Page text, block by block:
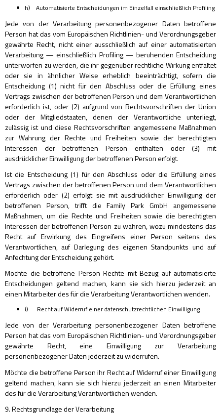
h) Automatisierte Entscheidungen im Einzelfall einschließlich Profiling
Jede von der Verarbeitung personenbezogener Daten betroffene
Person hat das vom Europäischen Richtlinien- und Verordnungsgeber
gewährte Recht, nicht einer ausschließlich auf einer automatisierten
Verarbeitung — einschließlich Profiling — beruhenden Entscheidung
unterworfen zu werden, die ihr gegenüber rechtliche Wirkung entfaltet
oder sie in ähnlicher Weise erheblich beeinträchtigt, sofern die
Entscheidung (1) nicht für den Abschluss oder die Erfüllung eines
Vertrags zwischen der betroffenen Person und dem Verantwortlichen
erforderlich ist, oder (2) aufgrund von Rechtsvorschriften der Union
oder der Mitgliedstaaten, denen der Verantwortliche unterliegt,
zulässig ist und diese Rechtsvorschriften angemessene Maßnahmen
zur Wahrung der Rechte und Freiheiten sowie der berechtigten
Interessen der betroffenen Person enthalten oder (3) mit
ausdrücklicher Einwilligung der betroffenen Person erfolgt.
Ist die Entscheidung (1) für den Abschluss oder die Erfüllung eines
Vertrags zwischen der betroffenen Person und dem Verantwortlichen
erforderlich oder (2) erfolgt sie mit ausdrücklicher Einwilligung der
betroffenen Person, trifft die Family Park GmbH angemessene
Maßnahmen, um die Rechte und Freiheiten sowie die berechtigten
Interessen der betroffenen Person zu wahren, wozu mindestens das
Recht auf Erwirkung des Eingreifens einer Person seitens des
Verantwortlichen, auf Darlegung des eigenen Standpunkts und auf
Anfechtung der Entscheidung gehört.
Möchte die betroffene Person Rechte mit Bezug auf automatisierte
Entscheidungen geltend machen, kann sie sich hierzu jederzeit an
einen Mitarbeiter des für die Verarbeitung Verantwortlichen wenden.
i) Recht auf Widerruf einer datenschutzrechtlichen Einwilligung
Jede von der Verarbeitung personenbezogener Daten betroffene
Person hat das vom Europäischen Richtlinien- und Verordnungsgeber
gewährte Recht, eine Einwilligung zur Verarbeitung
personenbezogener Daten jederzeit zu widerrufen.
Möchte die betroffene Person ihr Recht auf Widerruf einer Einwilligung
geltend machen, kann sie sich hierzu jederzeit an einen Mitarbeiter
des für die Verarbeitung Verantwortlichen wenden.
9. Rechtsgrundlage der Verarbeitung